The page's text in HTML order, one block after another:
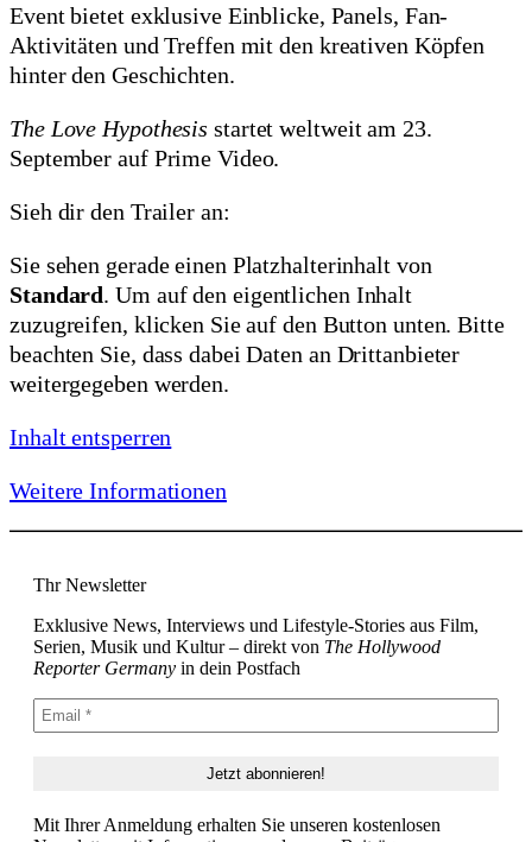
Event bietet exklusive Einblicke, Panels, Fan-
Aktivitäten und Treffen mit den kreativen Köpfen
hinter den Geschichten.
The Love Hypothesis startet weltweit am 23.
September auf Prime Video.
Sieh dir den Trailer an:
Sie sehen gerade einen Platzhalterinhalt von
Standard. Um auf den eigentlichen Inhalt
zuzugreifen, klicken Sie auf den Button unten. Bitte
beachten Sie, dass dabei Daten an Drittanbieter
weitergegeben werden.
Inhalt entsperren
Weitere Informationen
Thr Newsletter
Exklusive News, Interviews und Lifestyle-Stories aus Film,
Serien, Musik und Kultur – direkt von The Hollywood
Reporter Germany in dein Postfach
Mit Ihrer Anmeldung erhalten Sie unseren kostenlosen